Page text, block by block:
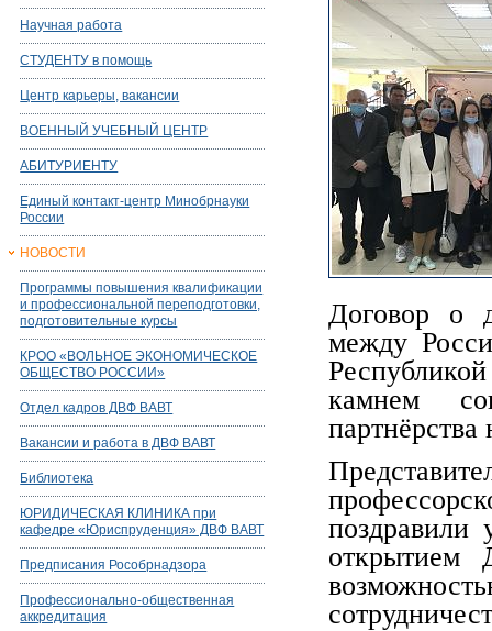
Научная работа
СТУДЕНТУ в помощь
Центр карьеры, вакансии
ВОЕННЫЙ УЧЕБНЫЙ ЦЕНТР
АБИТУРИЕНТУ
Единый контакт-центр Минобрнауки
России
НОВОСТИ
Программы повышения квалификации
и профессиональной переподготовки,
подготовительные курсы
КРОО «ВОЛЬНОЕ ЭКОНОМИЧЕСКОЕ
ОБЩЕСТВО РОССИИ»
Отдел кадров ДВФ ВАВТ
Вакансии и работа в ДВФ ВАВТ
Библиотека
ЮРИДИЧЕСКАЯ КЛИНИКА при
кафедре «Юриспруденция» ДВФ ВАВТ
Предписания Рособрнадзора
Профессионально-общественная
аккредитация
Договор о
между
камнем
поздравили
открытием